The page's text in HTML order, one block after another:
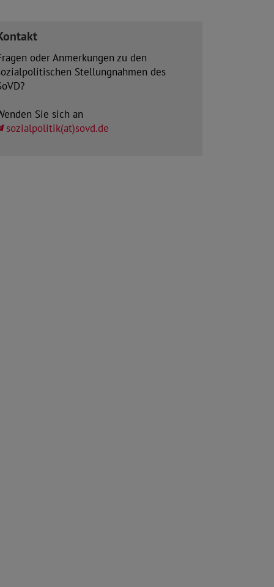
oder Anmerkungen zu den
Stellungnahmen des
Sie sich an
sozialpolitik(at)sovd.de